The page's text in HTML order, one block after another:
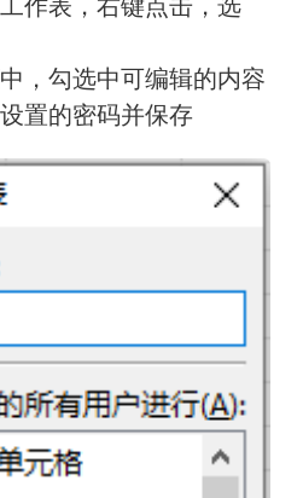
作表，右键点击，选
，勾选中可编辑的内容
置的密码并保存